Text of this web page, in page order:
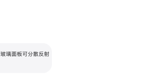
璃面板可分散反射